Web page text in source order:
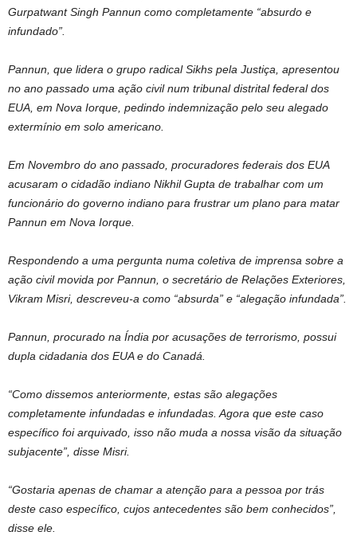
Gurpatwant Singh Pannun como completamente “absurdo e
infundado”.
Pannun, que lidera o grupo radical Sikhs pela Justiça, apresentou
no ano passado uma ação civil num tribunal distrital federal dos
EUA, em Nova Iorque, pedindo indemnização pelo seu alegado
extermínio em solo americano.
Em Novembro do ano passado, procuradores federais dos EUA
acusaram o cidadão indiano Nikhil Gupta de trabalhar com um
funcionário do governo indiano para frustrar um plano para matar
Pannun em Nova Iorque.
Respondendo a uma pergunta numa coletiva de imprensa sobre a
ação civil movida por Pannun, o secretário de Relações Exteriores,
Vikram Misri, descreveu-a como “absurda” e “alegação infundada”.
Pannun, procurado na Índia por acusações de terrorismo, possui
dupla cidadania dos EUA e do Canadá.
“Como dissemos anteriormente, estas são alegações
completamente infundadas e infundadas. Agora que este caso
específico foi arquivado, isso não muda a nossa visão da situação
subjacente”, disse Misri.
“Gostaria apenas de chamar a atenção para a pessoa por trás
deste caso específico, cujos antecedentes são bem conhecidos”,
disse ele.